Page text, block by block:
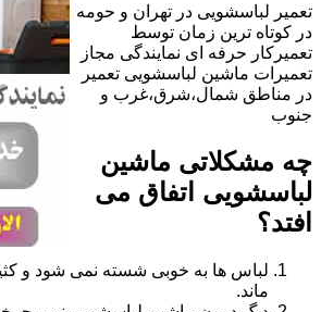
تعمیر لباسشویی در تهران و حومه
در کوتاه ترین زمان توسط
تعمیرکار حرفه ای نمایندگی مجاز
تعمیرات ماشین لباسشویی تعمیر
در مناطق شمال،شرق،غرب و
جنوب
چه مشکلاتی ماشین
لباسشویی اتفاق می
افتد؟
لباس ها به خوبی شسته نمی شود و
ماند.